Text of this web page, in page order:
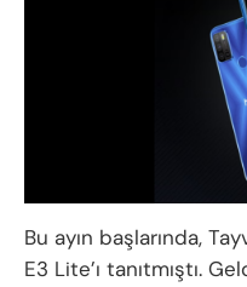
Bu ayın başlarında,
E3 Lite’ı tanıtmıştı.